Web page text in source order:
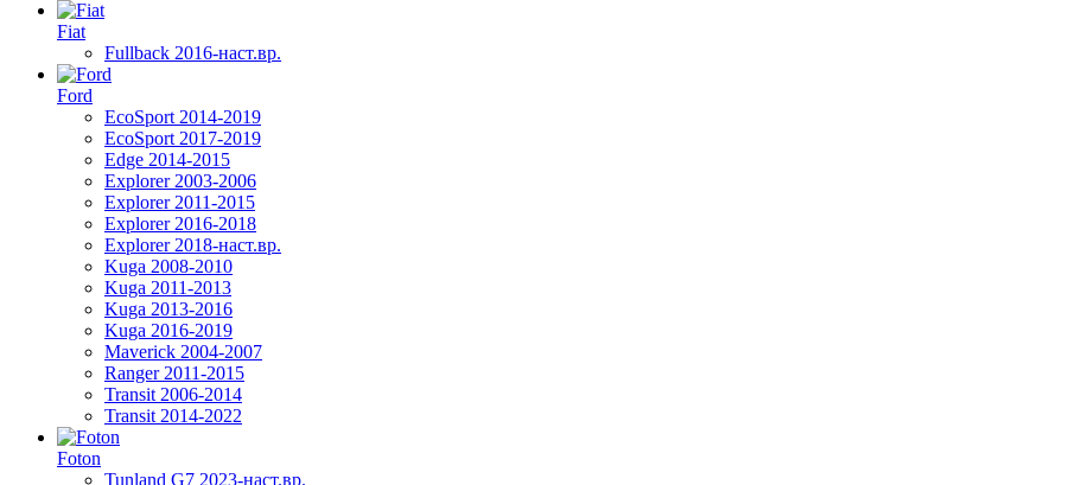
Fiat
Fullback 2016-наст.вр.
Ford
EcoSport 2014-2019
EcoSport 2017-2019
Edge 2014-2015
Explorer 2003-2006
Explorer 2011-2015
Explorer 2016-2018
Explorer 2018-наст.вр.
Kuga 2008-2010
Kuga 2011-2013
Kuga 2013-2016
Kuga 2016-2019
Maverick 2004-2007
Ranger 2011-2015
Transit 2006-2014
Transit 2014-2022
Foton
Tunland G7 2023-наст.вр.